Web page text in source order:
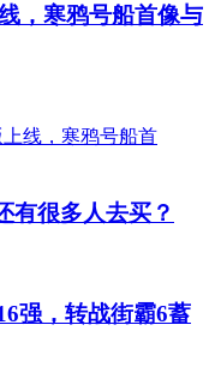
，寒鸦号船首像与
有很多人去买？
强，转战街霸6蓄